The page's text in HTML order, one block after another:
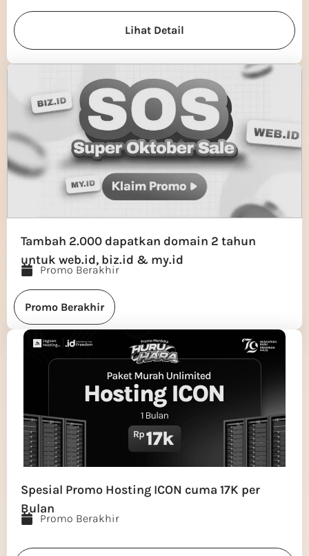
Lihat Detail
Tambah 2.000 dapatkan domain 2 tahun
untuk web.id, biz.id & my.id
Promo Berakhir
Promo Berakhir
Spesial Promo Hosting ICON cuma 17K per
Bulan
Promo Berakhir